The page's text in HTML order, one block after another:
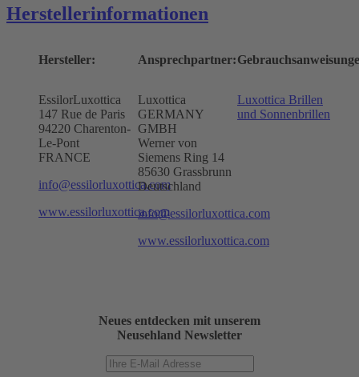
Herstellerinformationen
Hersteller:
EssilorLuxottica
147 Rue de Paris
94220 Charenton-
Le-Pont
FRANCE
info@essilorluxottica.com
www.essilorluxottica.com
Ansprechpartner:
Luxottica
GERMANY
GMBH
Werner von
Siemens Ring 14
85630 Grassbrunn
Deutschland
info@essilorluxottica.com
www.essilorluxottica.com
Luxottica Brillen
und Sonnenbrillen
Neues entdecken mit unserem
Neusehland Newsletter